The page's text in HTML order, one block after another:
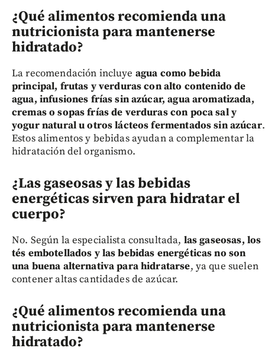
¿Qué alimentos recomienda una
nutricionista para mantenerse
hidratado?
La recomendación incluye agua como bebida
principal, frutas y verduras con alto contenido de
agua, infusiones frías sin azúcar, agua aromatizada,
cremas o sopas frías de verduras con poca sal y
yogur natural u otros lácteos fermentados sin azúcar.
Estos alimentos y bebidas ayudan a complementar la
hidratación del organismo.
¿Las gaseosas y las bebidas
energéticas sirven para hidratar el
cuerpo?
No. Según la especialista consultada, las gaseosas, los
tés embotellados y las bebidas energéticas no son
una buena alternativa para hidratarse, ya que suelen
contener altas cantidades de azúcar.
¿Qué alimentos recomienda una
nutricionista para mantenerse
hidratado?